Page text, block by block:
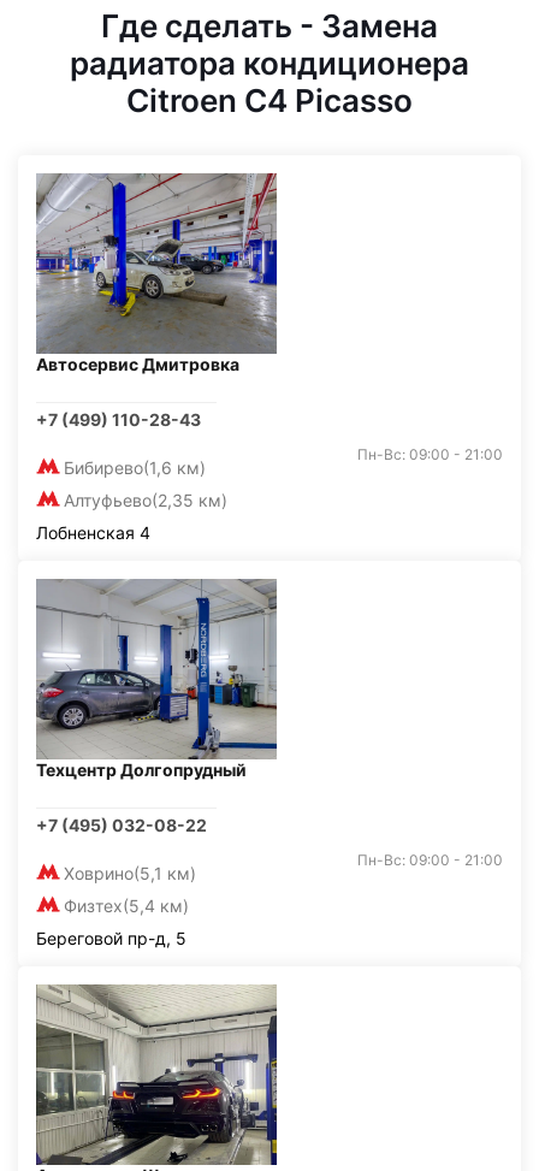
Где сделать - Замена
радиатора кондиционера
Citroen C4 Picasso
Автосервис Дмитровка
+7 (499) 110-28-43
Бибирево(1,6 км)
Алтуфьево(2,35 км)
Пн-Вс: 09:00 - 21:00
Лобненская 4
Техцентр Долгопрудный
+7 (495) 032-08-22
Ховрино(5,1 км)
Физтех(5,4 км)
Пн-Вс: 09:00 - 21:00
Береговой пр-д, 5